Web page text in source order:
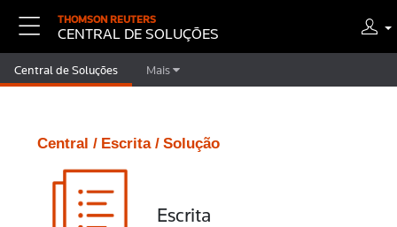
THOMSON REUTERS
CENTRAL DE SOLUÇÕES
Central de Soluções Mais
Central / Escrita / Solução
Escrita